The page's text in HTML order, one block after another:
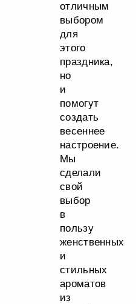
отличным
выбором
для
этого
праздника,
но
и
помогут
создать
весеннее
настроение.
Мы
сделали
свой
выбор
в
пользу
женственных
и
стильных
ароматов
из